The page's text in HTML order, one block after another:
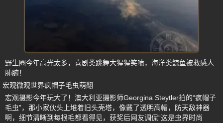
野生圈今年高光太多，喜剧类跳舞大猩猩笑喷，海洋类鲸鱼被救感人
肺腑！
宏观微观世界疯帽子毛虫萌翻
宏观摄影今年玩大了！澳大利亚摄影师Georgina Steytler拍的“疯帽子
毛虫”，那小家伙头上堆着旧头壳塔，像戴了透明高帽，防天敌神器
啊，细节清晰到每根毛都看得见，获奖后网友调侃“这是虫界时尚